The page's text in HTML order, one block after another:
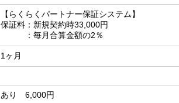
【らくらくパートナー保証システム】
保証料：新規契約時33,000円
：毎月合算金額の2％
1ヶ月
あり 6,000円